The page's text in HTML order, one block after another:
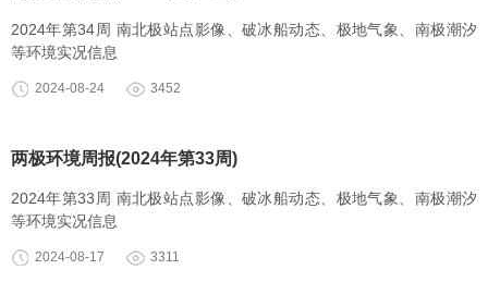
2024年第34周 南北极站点影像、破冰船动态、极地气象、南极潮汐
等环境实况信息
2024-08-24 3452
两极环境周报(2024年第33周)
2024年第33周 南北极站点影像、破冰船动态、极地气象、南极潮汐
等环境实况信息
2024-08-17 3311